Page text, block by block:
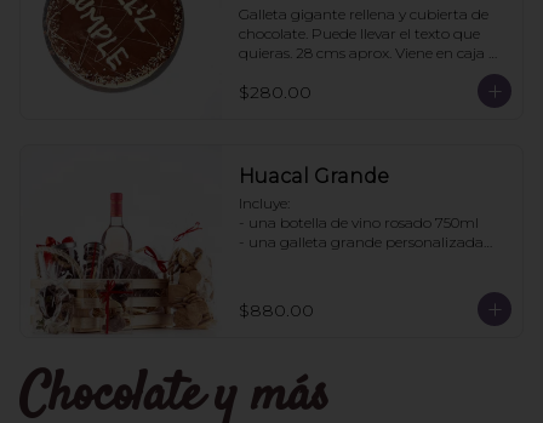
Galleta gigante rellena y cubierta de
chocolate. Puede llevar el texto que
quieras. 28 cms aprox. Viene en caja
$280.00
Huacal Grande
Incluye:
- una botella de vino rosado 750ml
- una galleta grande personalizada
- 1 bote pretzles con chocolate
- 1 bolsa galletas jengibre
Pedidos con 2 días de anticipación
$880.00
Chocolate y más